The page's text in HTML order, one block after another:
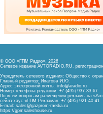
© ООО «ГПМ Радио», 2026
Сетевое издание AVTORADIO.RU,
Учредитель сетевого издания: Общество с
Главный редактор: Ипатова И.Ю.
Адрес электронной почты: info@aradio.ru
Номер телефона редакции: +7 (495) 937-33-67
По всем вопросам размещения рекламы на
сейлз-хаус «ГПМ Реклама»: +7 (495) 921-40-41
E-mail: sales@gazprom-media.ru
https://gpmsaleshouse.ru